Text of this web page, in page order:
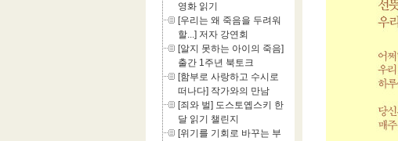
영화 읽기
[우리는 왜 죽음을 두려워
할...] 저자 강연회
[알지 못하는 아이의 죽음]
출간 1주년 북토크
[함부로 사랑하고 수시로
떠나다] 작가와의 만남
[죄와 벌] 도스토옙스키 한
달 읽기 챌린지
[위기를 기회로 바꾸는 부